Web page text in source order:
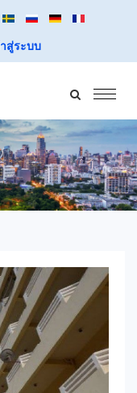
สู่ระบบ